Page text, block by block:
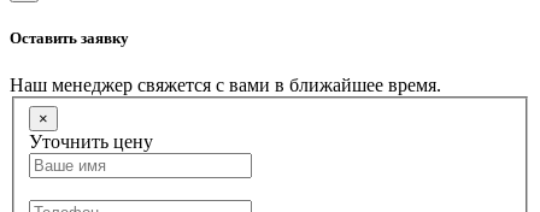
Оставить заявку
Наш менеджер свяжется с вами в ближайшее время.
×
Уточнить цену